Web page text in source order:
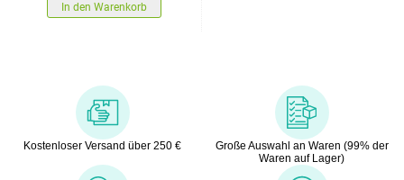
In den Warenkorb
Kostenloser Versand über 250 €
Große Auswahl an Waren (99% der
Waren auf Lager)